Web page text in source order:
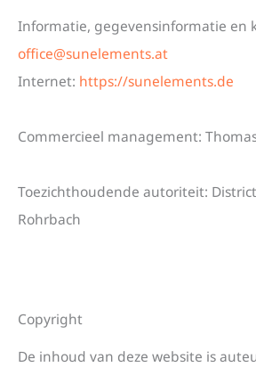
Informatie, gegevensinformatie en
office@sunelements.at
Internet: https://sunelements.de
Commercieel management:
Toezichthoudende autoriteit:
Rohrbach
Copyright
De inhoud van deze website is